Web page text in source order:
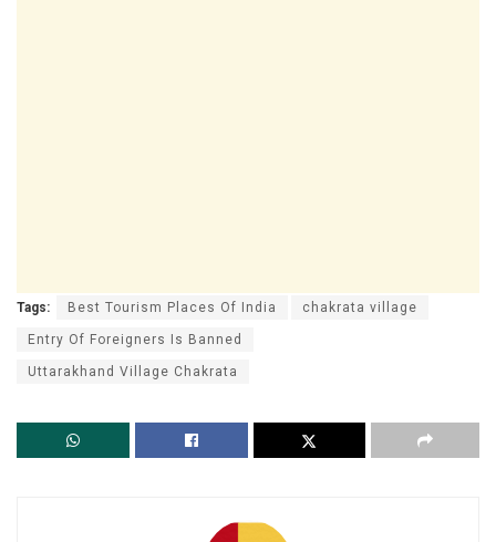
Tags: Best Tourism Places Of India chakrata village
Entry Of Foreigners Is Banned
Uttarakhand Village Chakrata